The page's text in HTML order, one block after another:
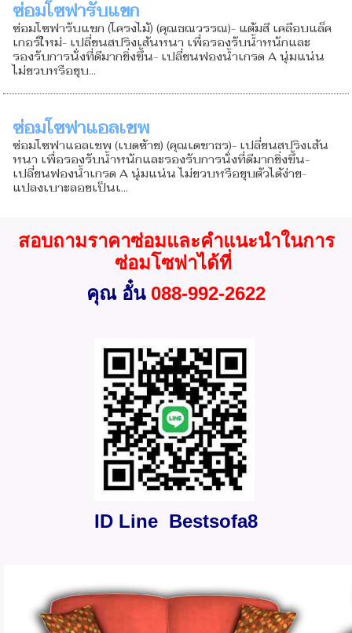
ซ่อมโซฟารับแขก
ซ่อมโซฟารับแขก (โครงไม้) (คุณธณวรรณ)- แต้มสี เคลือบแล็ค
เกอร์ใหม่- เปลี่ยนสปริงเส้นหนา เพื่อรองรับน้ำหนักและ
รองรับการนั่งที่ดีมากยิ่งขึ้น- เปลี่ยนฟองน้ำเกรด A นุ่มแน่น
ไม่ยวบหรือยุบ...
ซ่อมโซฟาแอลเชพ
ซ่อมโซฟาแอลเชพ (เบดซ้าย) (คุณเดชาธร)- เปลี่ยนสปริงเส้น
หนา เพื่อรองรับน้ำหนักและรองรับการนั่งที่ดีมากยิ่งขึ้น-
เปลี่ยนฟองน้ำเกรด A นุ่มแน่น ไม่ยวบหรือยุบตัวได้ง่าย-
แปลงเบาะลอยเป็นเ...
สอบถามราคาซ่อมและคำแนะนำในการ
ซ่อมโซฟาได้ที่
คุณ อั๋น 088-992-2622
ID Line Bestsofa8